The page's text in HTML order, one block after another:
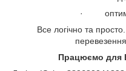
·
Все логічно та
Працюємо для